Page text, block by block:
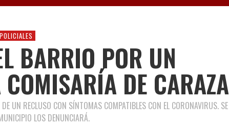
POLICIALES
BARRIO POR UN
DE CARAZA
UN RECLUSO CON SÍNTOMAS COMPATIBLES CON EL CORONAVIRUS. SE
LOS DENUNCIARÁ.